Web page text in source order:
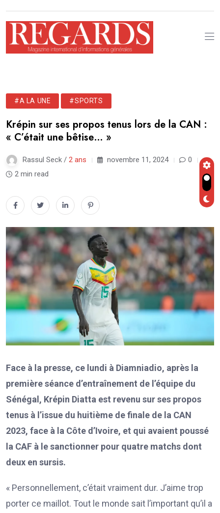
#A LA UNE #SPORTS
Krépin sur ses propos tenus lors de la CAN :
« C’était une bêtise… »
Rassul Seck / 2 ans novembre 11, 2024
0
2 min read
Face à la presse, ce lundi à Diamniadio, après la
première séance d’entraînement de l’équipe du
Sénégal, Krépin Diatta est revenu sur ses propos
tenus à l’issue du huitième de finale de la CAN
2023, face à la Côte d’Ivoire, et qui avaient poussé
la CAF à le sanctionner pour quatre matchs dont
deux en sursis.
« Personnellement, c’était vraiment dur. J’aime trop
porter ce maillot. Tout le monde sait l’important qu’il a